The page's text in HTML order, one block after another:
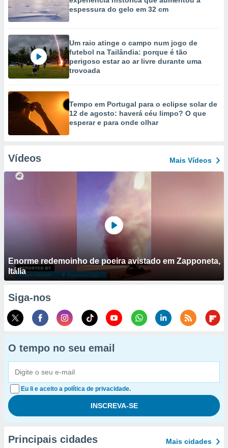
espessura do gelo em 32 cm
Um raio atinge o campo num jogo de
futebol na Tailândia: porque é tão
perigoso estar ao ar livre durante uma
trovoada
Tempo em Portugal para o eclipse solar de
12 de agosto: haverá céu limpo? O que
esperar e para onde olhar
Vídeos Mais Vídeos
Enorme redemoinho de poeira avistado em Zapponeta,
Itália
Siga-nos
O tempo no seu email
Eu li e aceito a política de privacidade.
Principais cidades Mais cidades